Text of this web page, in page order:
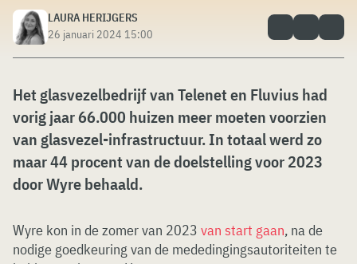
LAURA HERIJGERS
26 januari 2024 15:00
Het glasvezelbedrijf van Telenet en Fluvius had
vorig jaar 66.000 huizen meer moeten voorzien
van glasvezel-infrastructuur. In totaal werd zo
maar 44 procent van de doelstelling voor 2023
door Wyre behaald.
Wyre kon in de zomer van 2023 van start gaan, na de
nodige goedkeuring van de mededingingsautoriteiten te